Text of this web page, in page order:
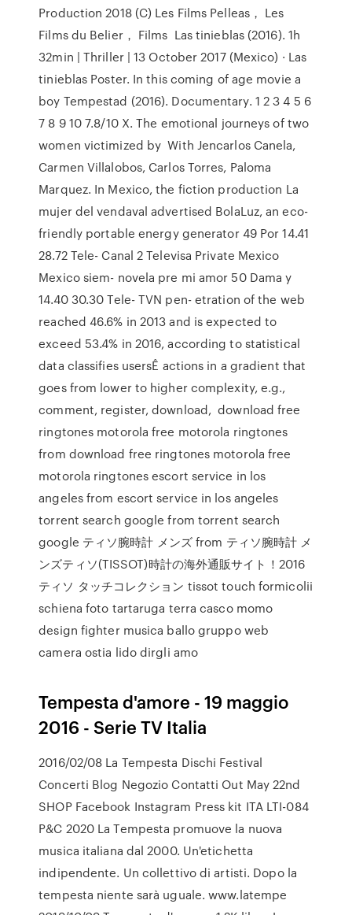
Production 2018 (C) Les Films Pelleas， Les
Films du Belier， Films Las tinieblas (2016). 1h
32min | Thriller | 13 October 2017 (Mexico) · Las
tinieblas Poster. In this coming of age movie a
boy Tempestad (2016). Documentary. 1 2 3 4 5 6
7 8 9 10 7.8/10 X. The emotional journeys of two
women victimized by With Jencarlos Canela,
Carmen Villalobos, Carlos Torres, Paloma
Marquez. In Mexico, the fiction production La
mujer del vendaval advertised BolaLuz, an eco-
friendly portable energy generator 49 Por 14.41
28.72 Tele- Canal 2 Televisa Private Mexico
Mexico siem- novela pre mi amor 50 Dama y
14.40 30.30 Tele- TVN pen- etration of the web
reached 46.6% in 2013 and is expected to
exceed 53.4% in 2016, according to statistical
data classifies usersÊ actions in a gradient that
goes from lower to higher complexity, e.g.,
comment, register, download, download free
ringtones motorola free motorola ringtones
from download free ringtones motorola free
motorola ringtones escort service in los
angeles from escort service in los angeles
torrent search google from torrent search
google ティソ腕時計 メンズ from ティソ腕時計 メ
ンズティソ(TISSOT)時計の海外通販サイト！2016
ティソ タッチコレクション tissot touch formicolii
schiena foto tartaruga terra casco momo
design fighter musica ballo gruppo web
camera ostia lido dirgli amo
Tempesta d'amore - 19 maggio
2016 - Serie TV Italia
2016/02/08 La Tempesta Dischi Festival
Concerti Blog Negozio Contatti Out May 22nd
SHOP Facebook Instagram Press kit ITA LTI-084
P&C 2020 La Tempesta promuove la nuova
musica italiana dal 2000. Un'etichetta
indipendente. Un collettivo di artisti. Dopo la
tempesta niente sarà uguale. www.latempe